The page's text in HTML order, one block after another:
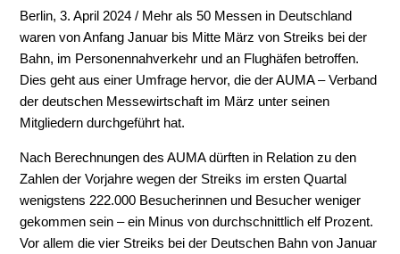
Berlin, 3. April 2024 / Mehr als 50 Messen in Deutschland
waren von Anfang Januar bis Mitte März von Streiks bei der
Bahn, im Personennahverkehr und an Flughäfen betroffen.
Dies geht aus einer Umfrage hervor, die der AUMA – Verband
der deutschen Messewirtschaft im März unter seinen
Mitgliedern durchgeführt hat.
Nach Berechnungen des AUMA dürften in Relation zu den
Zahlen der Vorjahre wegen der Streiks im ersten Quartal
wenigstens 222.000 Besucherinnen und Besucher weniger
gekommen sein – ein Minus von durchschnittlich elf Prozent.
Vor allem die vier Streiks bei der Deutschen Bahn von Januar